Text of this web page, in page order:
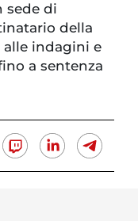
sede di
della
alle indagini e
a sentenza